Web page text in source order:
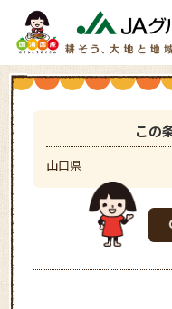
この
山口県